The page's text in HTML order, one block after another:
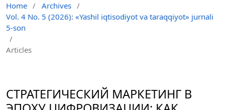
Home / Archives /
Vol. 4 No. 5 (2026): «Yashil iqtisodiyot va taraqqiyot» jurnali
5-son
/
Articles
СТРАТЕГИЧЕСКИЙ МАРКЕТИНГ В